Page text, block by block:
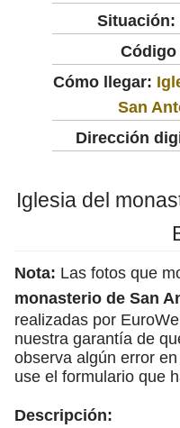
Situación:
Cómo llegar:
San
Dirección
Iglesia del
Nota: Las fotos que
monasterio de San
realizadas por
nuestra garantía de
observa algún error
use el formulario que
Descripción: